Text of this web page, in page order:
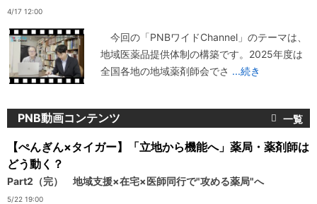
4/17 12:00
今回の「PNBワイドChannel」のテーマは、
地域医薬品提供体制の構築です。2025年度は
全国各地の地域薬剤師会でさ ...続き
PNB動画コンテンツ
【ぺんぎん×タイガー】「立地から機能へ」薬局・薬剤師は
どう動く？
Part2（完） 地域支援×在宅×医師同行で"攻める薬局"へ
5/22 19:00